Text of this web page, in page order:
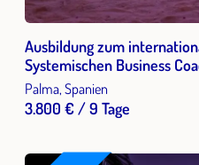
Ausbildung zum
Systemischen Business
Palma, Spanien
3.800 € / 9 Tage